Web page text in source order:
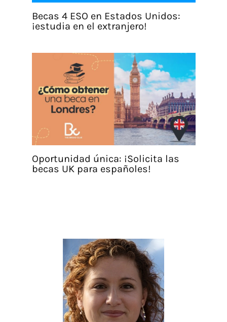
Becas 4 ESO en Estados Unidos:
¡estudia en el extranjero!
Oportunidad única: ¡Solicita las
becas UK para españoles!